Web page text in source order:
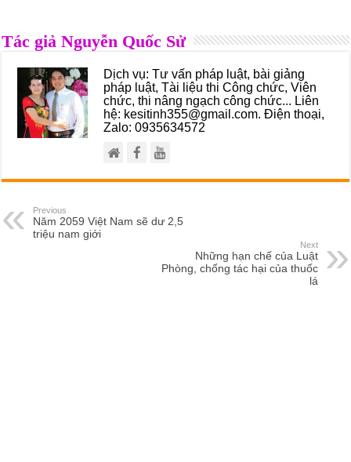
Tác giả Nguyễn Quốc Sử
Dịch vụ: Tư vấn pháp luật, bài giảng
pháp luật, Tài liệu thi Công chức, Viên
chức, thi nâng ngạch công chức... Liên
hệ: kesitinh355@gmail.com. Điện thoại,
Zalo: 0935634572
Previous
Năm 2059 Việt Nam sẽ dư 2,5
triệu nam giới
Next
Những hạn chế của Luật
Phòng, chống tác hại của thuốc
lá